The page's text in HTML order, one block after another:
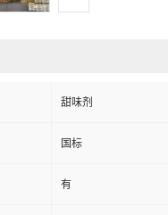
甜味剂
国标
有